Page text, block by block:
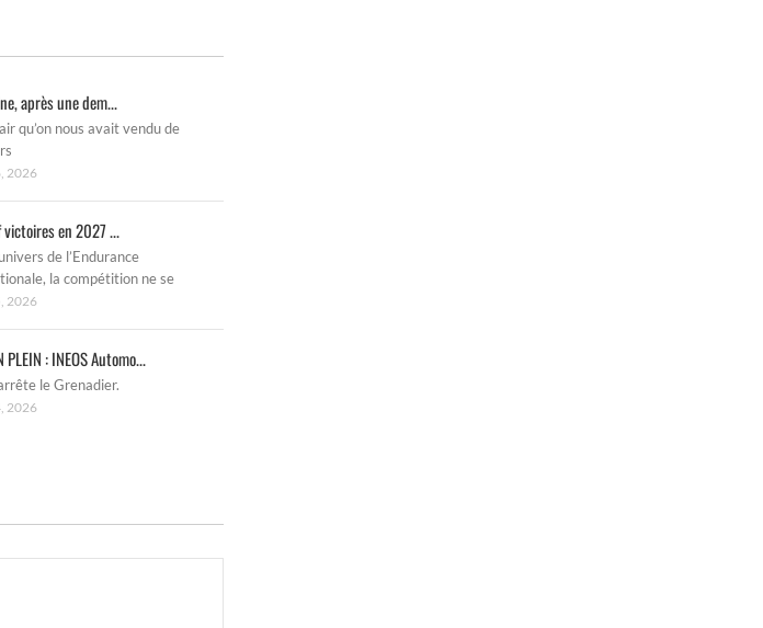
après une dem...
qu’on nous avait vendu de
2026
en 2027 ...
de l’Endurance
la compétition ne se
2026
PLEIN : INEOS Automo...
le Grenadier.
2026